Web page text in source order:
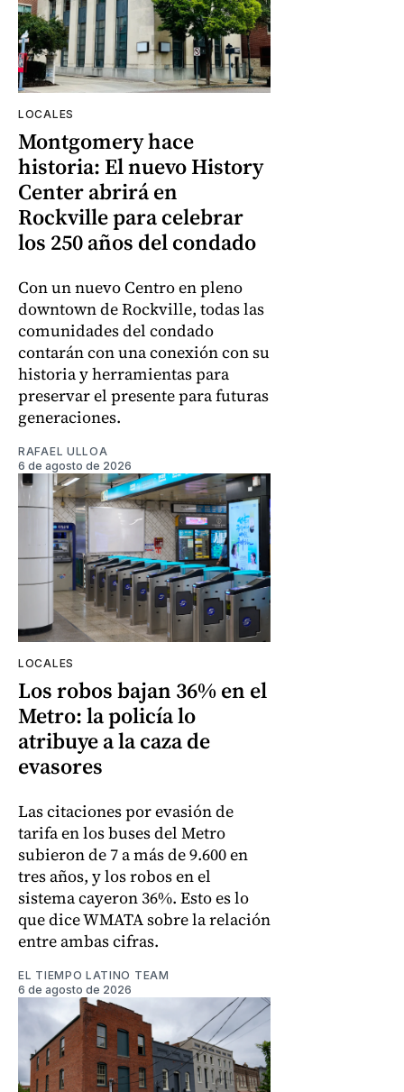
LOCALES
Montgomery hace
historia: El nuevo History
Center abrirá en
Rockville para celebrar
los 250 años del condado
Con un nuevo Centro en pleno
downtown de Rockville, todas las
comunidades del condado
contarán con una conexión con su
historia y herramientas para
preservar el presente para futuras
generaciones.
RAFAEL ULLOA
6 de agosto de 2026
LOCALES
Los robos bajan 36% en el
Metro: la policía lo
atribuye a la caza de
evasores
Las citaciones por evasión de
tarifa en los buses del Metro
subieron de 7 a más de 9.600 en
tres años, y los robos en el
sistema cayeron 36%. Esto es lo
que dice WMATA sobre la relación
entre ambas cifras.
EL TIEMPO LATINO TEAM
6 de agosto de 2026